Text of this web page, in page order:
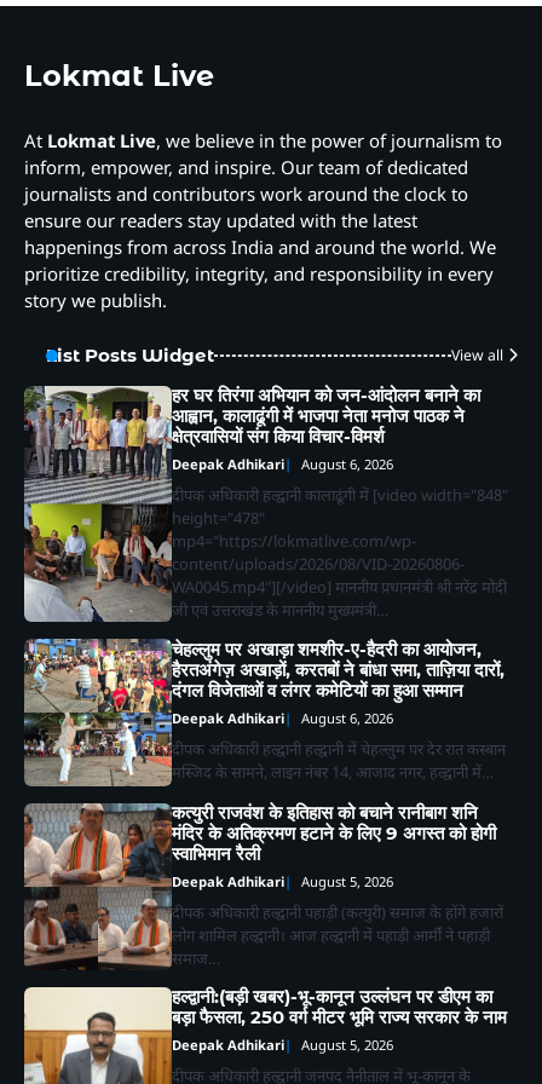
Lokmat Live
At Lokmat Live, we believe in the power of journalism to
inform, empower, and inspire. Our team of dedicated
journalists and contributors work around the clock to
ensure our readers stay updated with the latest
happenings from across India and around the world. We
prioritize credibility, integrity, and responsibility in every
story we publish.
List Posts Widget View all
हर घर तिरंगा अभियान को जन-आंदोलन बनाने का
आह्वान, कालाढूंगी में भाजपा नेता मनोज पाठक ने
क्षेत्रवासियों संग किया विचार-विमर्श
Deepak Adhikari August 6, 2026
दीपक अधिकारी हल्द्वानी कालाढूंगी में [video width="848"
height="478"
mp4="https://lokmatlive.com/wp-
content/uploads/2026/08/VID-20260806-
WA0045.mp4"][/video] माननीय प्रधानमंत्री श्री नरेंद्र मोदी
जी एवं उत्तराखंड के माननीय मुख्यमंत्री…
चेहल्लुम पर अखाड़ा शमशीर-ए-हैदरी का आयोजन,
हैरतअंगेज़ अखाड़ों, करतबों ने बांधा समा, ताज़िया दारों,
दंगल विजेताओं व लंगर कमेटियों का हुआ सम्मान
Deepak Adhikari August 6, 2026
दीपक अधिकारी हल्द्वानी हल्द्वानी में चेहल्लुम पर देर रात कस्बान
मस्जिद के सामने, लाइन नंबर 14, आजाद नगर, हल्द्वानी में…
कत्युरी राजवंश के इतिहास को बचाने रानीबाग शनि
मंदिर के अतिक्रमण हटाने के लिए 9 अगस्त को होगी
स्वाभिमान रैली
Deepak Adhikari August 5, 2026
दीपक अधिकारी हल्द्वानी पहाड़ी (कत्युरी) समाज के होंगे हजारों
लोग शामिल हल्द्वानी। आज हल्द्वानी में पहाड़ी आर्मी ने पहाड़ी
समाज…
हल्द्वानी:(बड़ी खबर)-भू-कानून उल्लंघन पर डीएम का
बड़ा फैसला, 250 वर्ग मीटर भूमि राज्य सरकार के नाम
Deepak Adhikari August 5, 2026
दीपक अधिकारी हल्द्वानी जनपद नैनीताल में भू-कानून के
2
भीमताल के नियोजित विकास को लेकर दर्जा
राज्यमंत्री भावना मेहरा ने मुख्यमंत्री को सौंपा
विस्तृत मांगपत्र
3
चाय पर चर्चा” में गूंजा जनसहभागिता का स्वर,
“कल का कालाढूंगी कैसा हो” विषय पर हुआ
व्यापक मंथन
4
हल्द्वानी: कैबिनेट मंत्री राम सिंह कैड़ा ने लगाया